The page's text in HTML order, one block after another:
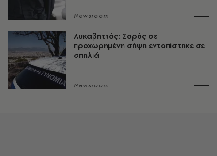
Newsroom
Λυκαβηττός: Σορός σε
προχωρημένη σήψη εντοπίστηκε σε
σπηλιά
Newsroom